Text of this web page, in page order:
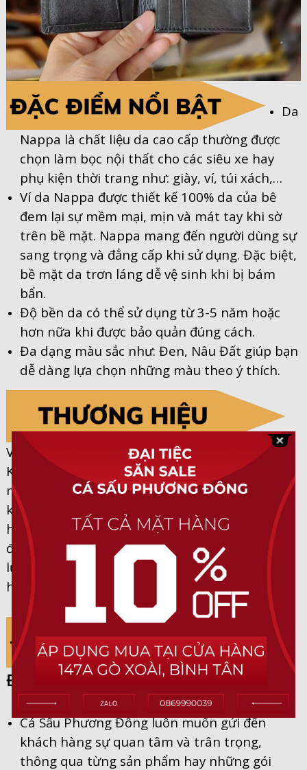
Da
Nappa là chất liệu da cao cấp thường được
chọn làm bọc nội thất cho các siêu xe hay
phụ kiện thời trang như: giày, ví, túi xách,…
Ví da Nappa được thiết kế 100% da của bê
đem lại sự mềm mại, mịn và mát tay khi sờ
trên bề mặt. Nappa mang đến người dùng sự
sang trọng và đẳng cấp khi sử dụng. Đặc biệt,
bề mặt da trơn láng dễ vệ sinh khi bị bám
bẩn.
Độ bền da có thể sử dụng từ 3-5 năm hoặc
hơn nữa khi được bảo quản đúng cách.
Đa dạng màu sắc như: Đen, Nâu Đất giúp bạn
dễ dàng lựa chọn những màu theo ý thích.
Với tiêu chí “Vui Lòng Khách Đến, Vừa Lòng
Khách Đi” và đội ngũ nhân viên tư vấn chuyên
nghiệp. Cá Sấu Phương Đông với nhiều năm
kinh nghiệm trong lĩch vực cung cấp các mặt
hàng da thật như: ví, bóp, giày , dép,… cam kết
đưa ra thị trường với những sản phẩm chất
lượng nhất, đem lại trải nghiệm tốt cho khách
hàng.
ĐÓNG GÓI
Cá Sấu Phương Đông luôn muốn gửi đến
khách hàng sự quan tâm và trân trọng,
thông qua từng sản phẩm hay những gói